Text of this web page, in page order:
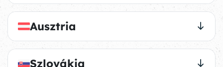
Ausztria
Szlovákia